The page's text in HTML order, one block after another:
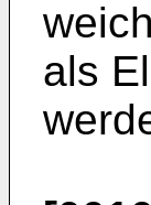
als